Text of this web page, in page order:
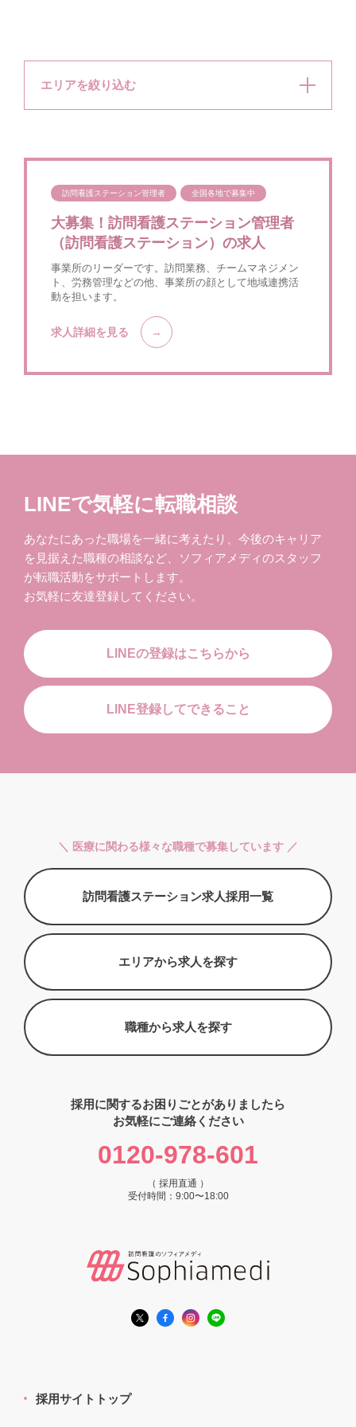
エリアを絞り込む
訪問看護ステーション管理者 全国各地で募集中
大募集！訪問看護ステーション管理者
（訪問看護ステーション）の求人
事業所のリーダーです。訪問業務、チームマネジメン
ト、労務管理などの他、事業所の顔として地域連携活
動を担います。
求人詳細を見る
LINEで気軽に転職相談
あなたにあった職場を一緒に考えたり、今後のキャリア
を見据えた職種の相談など、ソフィアメディのスタッフ
が転職活動をサポートします。
お気軽に友達登録してください。
LINEの登録はこちらから
LINE登録してできること
＼ 医療に関わる様々な職種で募集しています ／
訪問看護ステーション求人採用一覧
エリアから求人を探す
職種から求人を探す
採用に関するお困りごとがありましたら
お気軽にご連絡ください
0120-978-601
（ 採用直通 ）
受付時間：9:00〜18:00
採用サイトトップ